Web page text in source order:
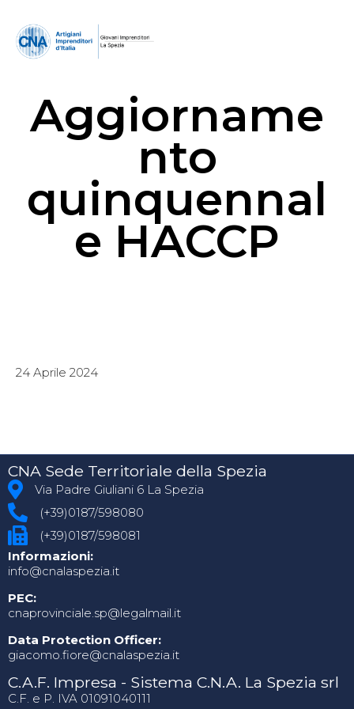
Aggiorname
nto
quinquennal
e HACCP
24 Aprile 2024
CNA Sede Territoriale della Spezia
Via Padre Giuliani 6 La Spezia
(+39)0187/598080
(+39)0187/598081
Informazioni:
info@cnalaspezia.it
PEC:
cnaprovinciale.sp@legalmail.it
Data Protection Officer:
giacomo.fiore@cnalaspezia.it
C.A.F. Impresa - Sistema C.N.A. La Spezia srl
C.F. e P. IVA 01091040111